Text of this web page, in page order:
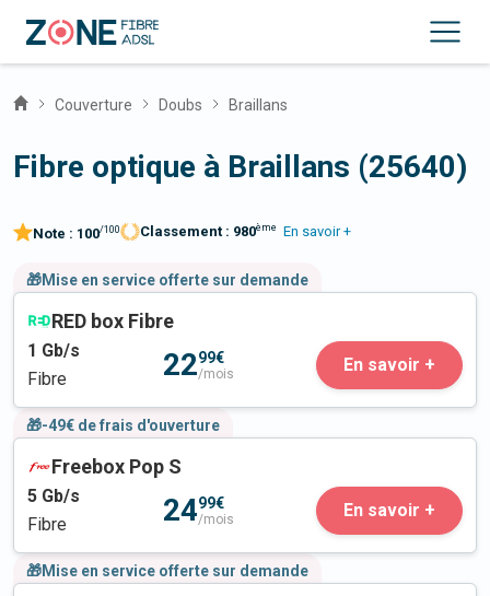
Couverture Doubs Braillans
Fibre optique à Braillans (25640)
Note : 100/100 Classement : 980ème En savoir +
🎁Mise en service offerte sur demande
RED box Fibre
1 Gb/s
Fibre
2299€
/mois En savoir +
🎁-49€ de frais d'ouverture
Freebox Pop S
5 Gb/s
Fibre
2499€
/mois En savoir +
🎁Mise en service offerte sur demande